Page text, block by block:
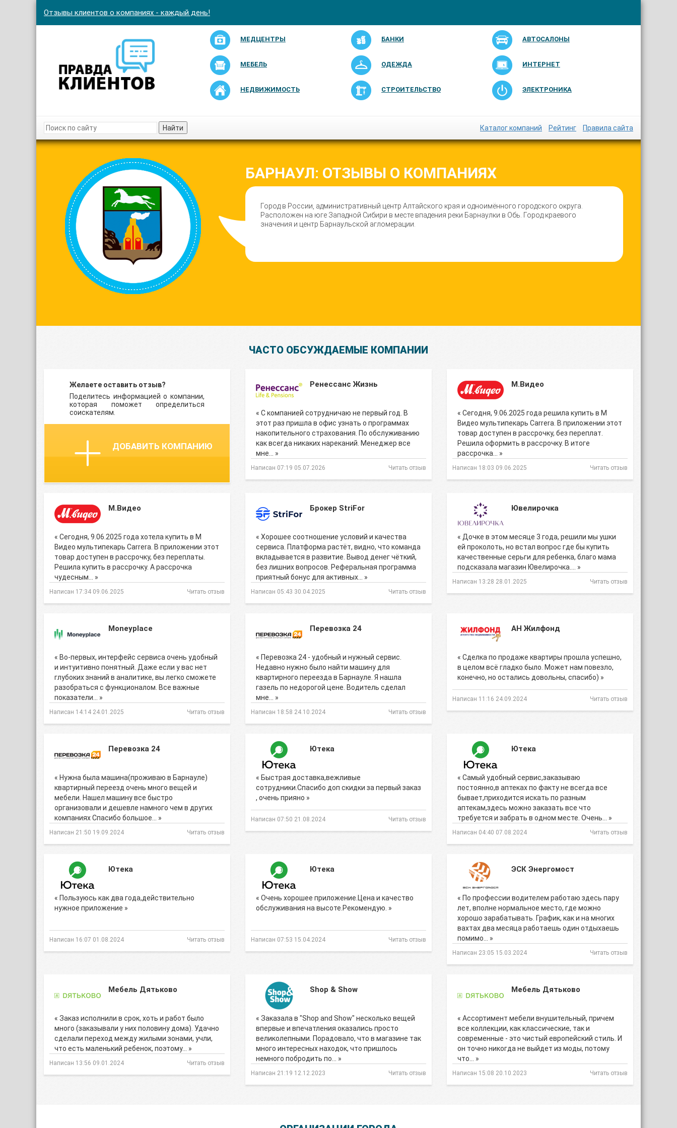
Отзывы клиентов о компаниях - каждый день!
МЕДЦЕНТРЫ БАНКИ АВТОСАЛОНЫ
МЕБЕЛЬ ОДЕЖДА ИНТЕРНЕТ
НЕДВИЖИМОСТЬ СТРОИТЕЛЬСТВО ЭЛЕКТРОНИКА
Найти Каталог компаний Рейтинг Правила сайта
БАРНАУЛ: ОТЗЫВЫ О КОМПАНИЯХ
Город в России, административный центр Алтайского края и одноимённого городского округа.
Расположен на юге Западной Сибири в месте впадения реки Барнаулки в Обь. Город краевого
значения и центр Барнаульской агломерации.
ЧАСТО ОБСУЖДАЕМЫЕ КОМПАНИИ
Желаете оставить отзыв?
Поделитесь информацией о компании,
которая поможет определиться
соискателям.
ДОБАВИТЬ КОМПАНИЮ
Ренессанс Жизнь
« С компанией сотрудничаю не первый год. В
этот раз пришла в офис узнать о программах
накопительного страхования. По обслуживанию
как всегда никаких нареканий. Менеджер все
мне… »
Написан 07:19 05.07.2026 Читать отзыв
М.Видео
« Сегодня, 9.06.2025 года решила купить в М
Видео мультипекарь Carrera. В приложении этот
товар доступен в рассрочку, без переплат.
Решила оформить в рассрочку. В итоге
рассрочка… »
Написан 18:03 09.06.2025 Читать отзыв
М.Видео
« Сегодня, 9.06.2025 года хотела купить в М
Видео мультипекарь Carrera. В приложении этот
товар доступен в рассрочку, без переплаты.
Решила купить в рассрочку. А рассрочка
чудесным… »
Написан 17:34 09.06.2025 Читать отзыв
Брокер StriFor
« Хорошее соотношение условий и качества
сервиса. Платформа растёт, видно, что команда
вкладывается в развитие. Вывод денег чёткий,
без лишних вопросов. Реферальная программа
приятный бонус для активных… »
Написан 05:43 30.04.2025 Читать отзыв
Ювелирочка
« Дочке в этом месяце 3 года, решили мы ушки
ей проколоть, но встал вопрос где бы купить
качественные серьги для ребенка, благо мама
подсказала магазин Ювелирочка.… »
Написан 13:28 28.01.2025 Читать отзыв
Moneyplace
« Во-первых, интерфейс сервиса очень удобный
и интуитивно понятный. Даже если у вас нет
глубоких знаний в аналитике, вы легко сможете
разобраться с функционалом. Все важные
показатели… »
Написан 14:14 24.01.2025 Читать отзыв
Перевозка 24
« Перевозка 24 - удобный и нужный сервис.
Недавно нужно было найти машину для
квартирного переезда в Барнауле. Я нашла
газель по недорогой цене. Водитель сделал
мне… »
Написан 18:58 24.10.2024 Читать отзыв
АН Жилфонд
« Сделка по продаже квартиры прошла успешно,
в целом всё гладко было. Может нам повезло,
конечно, но остались довольны, спасибо) »
Написан 11:16 24.09.2024 Читать отзыв
Перевозка 24
« Нужна была машина(проживаю в Барнауле)
квартирный переезд очень много вещей и
мебели. Нашел машину все быстро
организовали и дешевле намного чем в других
компаниях Спасибо большое… »
Написан 21:50 19.09.2024 Читать отзыв
Ютека
« Быстрая доставка,вежливые
сотрудники.Спасибо доп скидки за первый заказ
, очень прияно »
Написан 07:50 21.08.2024 Читать отзыв
Ютека
« Самый удобный сервис,заказываю
постоянно,в аптеках по факту не всегда все
бывает,приходится искать по разным
аптекам,здесь можно заказать все что
требуется и забрать в одном месте. Очень… »
Написан 04:40 07.08.2024 Читать отзыв
Ютека
« Пользуюсь как два года,действительно
нужное приложение »
Написан 16:07 01.08.2024 Читать отзыв
Ютека
« Очень хорошее приложение.Цена и качество
обслуживания на высоте.Рекомендую. »
Написан 07:53 15.04.2024 Читать отзыв
ЭСК Энергомост
« По профессии водителем работаю здесь пару
лет, вполне нормальное место, где можно
хорошо зарабатывать. График, как и на многих
вахтах два месяца работаешь один отдыхаешь
помимо… »
Написан 23:05 15.03.2024 Читать отзыв
Мебель Дятьково
« Заказ исполнили в срок, хоть и работ было
много (заказывали у них половину дома). Удачно
сделали переход между жилыми зонами, учли,
что есть маленький ребенок, поэтому… »
Написан 13:56 09.01.2024 Читать отзыв
Shop & Show
« Заказала в "Shop and Show" несколько вещей
впервые и впечатления оказались просто
великолепными. Порадовало, что в магазине так
много интересных находок, что пришлось
немного побродить по… »
Написан 21:19 12.12.2023 Читать отзыв
Мебель Дятьково
« Ассортимент мебели внушительный, причем
все коллекции, как классические, так и
современные - это чистый европейский стиль. И
он точно никогда не выйдет из моды, потому
что… »
Написан 15:08 20.10.2023 Читать отзыв